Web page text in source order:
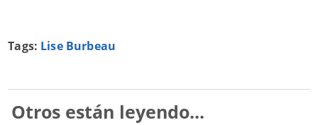
Tags: Lise Burbeau
Otros están leyendo...